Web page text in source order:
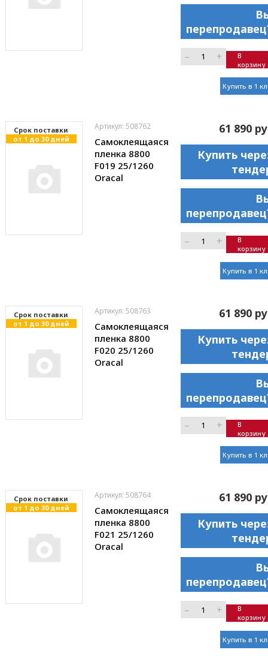
– +
В
корзину
Купить в 1
Cрок поставки
от 1 до 30 дней
Артикул: 508762
Самоклеящаяся
пленка 8800
F019 25/1260
Oracal
61 890
Купить
– +
В
корзину
Купить в 1
Cрок поставки
от 1 до 30 дней
Артикул: 508763
Самоклеящаяся
пленка 8800
F020 25/1260
Oracal
61 890
Купить
– +
В
корзину
Купить в 1
Cрок поставки
от 1 до 30 дней
Артикул: 508764
Самоклеящаяся
пленка 8800
F021 25/1260
Oracal
61 890
Купить
– +
В
корзину
Купить в 1